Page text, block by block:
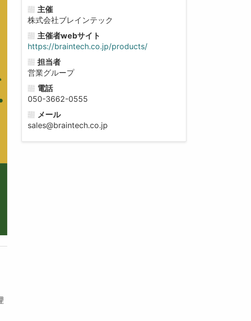
主催
株式会社ブレインテック
主催者webサイト
https://braintech.co.jp/products/
担当者
営業グループ
電話
050-3662-0555
メール
sales@braintech.co.jp